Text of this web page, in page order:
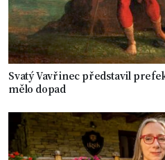
Svatý Vavřinec představil
mělo dopad